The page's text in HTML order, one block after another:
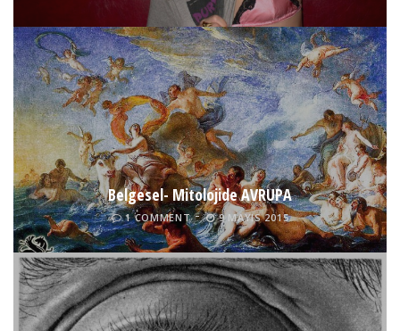
Belgesel- Mitolojide AVRUPA
1 COMMENT 9 MAYIS 2015